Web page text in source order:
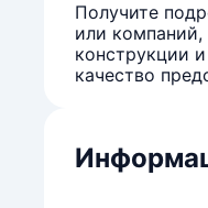
Получите
или компаний,
конструкции
качество